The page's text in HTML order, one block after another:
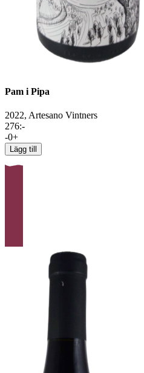
Pam i Pipa
2022, Artesano Vintners
276:-
-0+
Lägg till